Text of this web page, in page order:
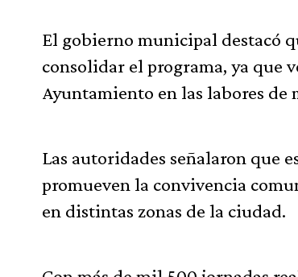
El gobierno municipal destacó
consolidar el programa, ya que
Ayuntamiento en las labores de
Las autoridades señalaron que
promueven la convivencia
en distintas zonas de la ciudad.